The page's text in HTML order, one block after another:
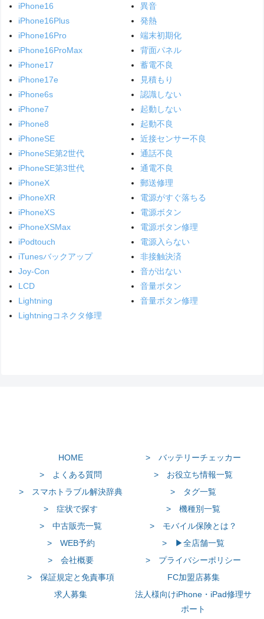
iPhone16
iPhone16Plus
iPhone16Pro
iPhone16ProMax
iPhone17
iPhone17e
iPhone6s
iPhone7
iPhone8
iPhoneSE
iPhoneSE第2世代
iPhoneSE第3世代
iPhoneX
iPhoneXR
iPhoneXS
iPhoneXSMax
iPodtouch
iTunesバックアップ
Joy-Con
LCD
Lightning
Lightningコネクタ修理
異音
発熱
端末初期化
背面パネル
蓄電不良
見積もり
認識しない
起動しない
起動不良
近接センサー不良
通話不良
通電不良
郵送修理
電源がすぐ落ちる
電源ボタン
電源ボタン修理
電源入らない
非接触決済
音が出ない
音量ボタン
音量ボタン修理
HOME
> バッテリーチェッカー
> よくある質問
> お役立ち情報一覧
> スマホトラブル解決辞典
> タグ一覧
> 症状で探す
> 機種別一覧
> 中古販売一覧
> モバイル保険とは？
> WEB予約
> ▶全店舗一覧
> 会社概要
> プライバシーポリシー
> 保証規定と免責事項
FC加盟店募集
求人募集
法人様向けiPhone・iPad修理サ
ポート